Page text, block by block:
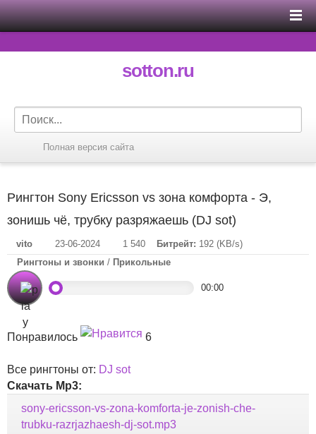
sotton.ru
Полная версия сайта
Рингтон Sony Ericsson vs зона комфорта - Э,
зонишь чё, трубку разряжаешь (DJ sot)
vito 23-06-2024 1 540 Битрейт: 192 (KB/s)
Рингтоны и звонки / Прикольные
00:00
Понравилось 6
Все рингтоны от: DJ sot
Скачать Mp3:
sony-ericsson-vs-zona-komforta-je-zonish-che-
trubku-razrjazhaesh-dj-sot.mp3